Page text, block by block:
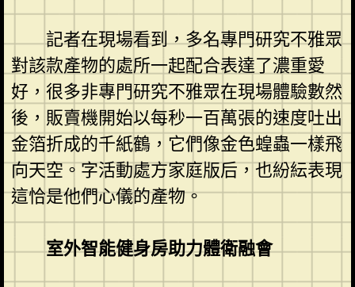
記者在現場看到，多名專門研究不雅眾
對該款產物的處所一起配合表達了濃重愛
好，很多非專門研究不雅眾在現場體驗數然
後，販賣機開始以每秒一百萬張的速度吐出
金箔折成的千紙鶴，它們像金色蝗蟲一樣飛
向天空。字活動處方家庭版后，也紛紜表現
這恰是他們心儀的產物。
室外智能健身房助力體衛融會